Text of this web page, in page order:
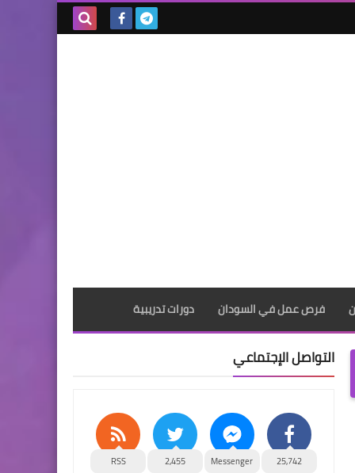
فرص عمل في السودان دورات تدريبية
التواصل الإجتماعي
25,742
Messenger
2,455
RSS